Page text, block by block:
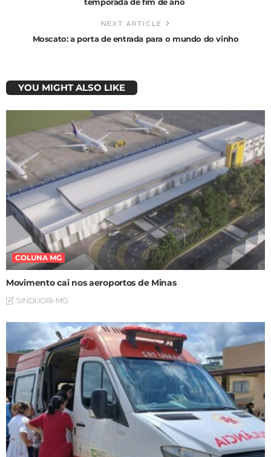
NEXT ARTICLE
Moscato: a porta de entrada para o mundo do vinho
YOU MIGHT ALSO LIKE
COLUNA MG
Movimento cai nos aeroportos de Minas
SINDIJORI-MG